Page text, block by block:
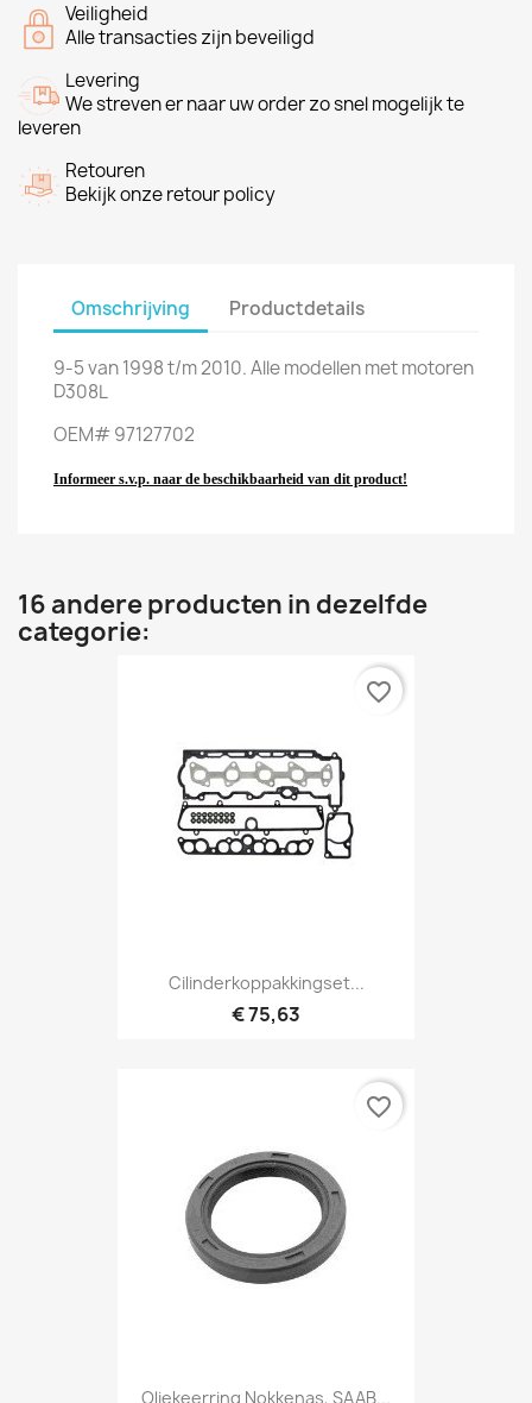
Veiligheid
Alle transacties zijn beveiligd
Levering
We streven er naar uw order zo snel mogelijk te
leveren
Retouren
Bekijk onze retour policy
Omschrijving Productdetails
9-5 van 1998 t/m 2010. Alle modellen met motoren
D308L
OEM# 97127702
Informeer s.v.p. naar de beschikbaarheid van dit product!
16 andere producten in dezelfde
categorie:
Cilinderkoppakkingset...
€ 75,63
favorite_border
Oliekeerring Nokkenas, SAAB...
favorite_border